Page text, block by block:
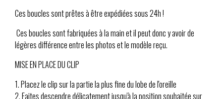
Ces boucles sont prêtes à être expédiées sous 24h !
Ces boucles sont fabriquées à la main et il peut donc y avoir de
légères différence entre les photos et le modèle reçu.
MISE EN PLACE DU CLIP
1. Placez le clip sur la partie la plus fine du lobe de l'oreille
2. Faites descendre délicatement jusqu'à la position souhaitée sur